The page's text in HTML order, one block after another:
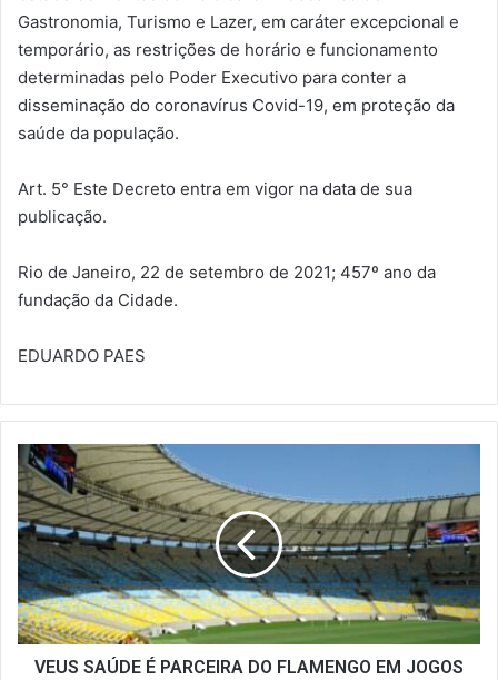
Gastronomia, Turismo e Lazer, em caráter excepcional e
temporário, as restrições de horário e funcionamento
determinadas pelo Poder Executivo para conter a
disseminação do coronavírus Covid-19, em proteção da
saúde da população.
Art. 5° Este Decreto entra em vigor na data de sua
publicação.
Rio de Janeiro, 22 de setembro de 2021; 457º ano da
fundação da Cidade.
EDUARDO PAES
VEUS
SAÚDE
É
PARCEIRA
DO
FLAMENGO
EM
JOGOS
NO
MARACANÃ
VEUS SAÚDE É PARCEIRA DO FLAMENGO EM JOGOS